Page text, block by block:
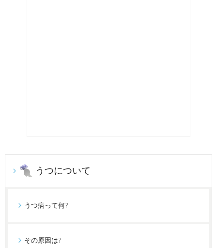
うつについて
うつ病って何?
その原因は?